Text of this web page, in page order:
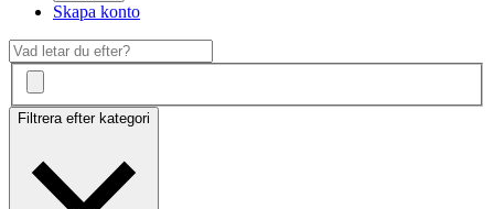
Skapa konto
Filtrera efter kategori